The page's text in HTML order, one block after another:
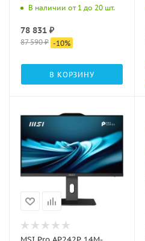
14100/16Gb/512Gb
В наличии от 1 до 20 шт.
78 831 ₽
87 590₽ -10%
В КОРЗИНУ